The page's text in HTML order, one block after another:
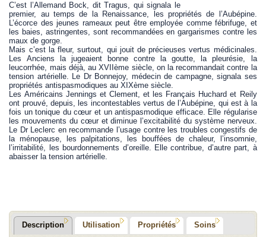
C’est l’Allemand Bock, dit Tragus, qui signala le
premier, au temps de la Renaissance, les propriétés de l’Aubépine.
L’écorce des jeunes rameaux peut être employée comme fébrifuge, et
les baies, astringentes, sont recommandées en gargarismes contre les
maux de gorge.
Mais c’est la fleur, surtout, qui jouit de précieuses vertus médicinales.
Les Anciens la jugeaient bonne contre la goutte, la pleurésie, la
leucorrhée, mais déjà, au XVIIème siècle, on la recommandait contre la
tension artérielle. Le Dr Bonnejoy, médecin de campagne, signala ses
propriétés antispasmodiques au XIXème siècle.
Les Américains Jennings et Clement, et les Français Huchard et Reily
ont prouvé, depuis, les incontestables vertus de l’Aubépine, qui est à la
fois un tonique du cœur et un antispasmodique efficace. Elle régularise
les mouvements du cœur et diminue l’excitabilité du système nerveux.
Le Dr Leclerc en recommande l’usage contre les troubles congestifs de
la ménopause, les palpitations, les bouffées de chaleur, l’insomnie,
l’irritabilité, les bourdonnements d’oreille. Elle contribue, d’autre part, à
abaisser la tension artérielle.
Description Utilisation Propriétés Soins